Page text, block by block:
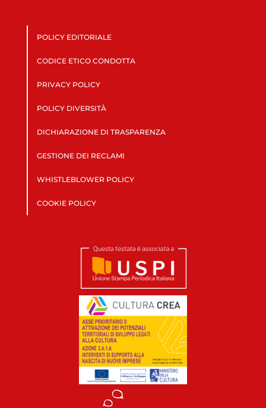
POLICY EDITORIALE
CODICE ETICO CONDOTTA
PRIVACY POLICY
POLICY DIVERSITÀ
DICHIARAZIONE DI TRASPARENZA
GESTIONE DEI RECLAMI
WHISTLEBLOWER POLICY
COOKIE POLICY